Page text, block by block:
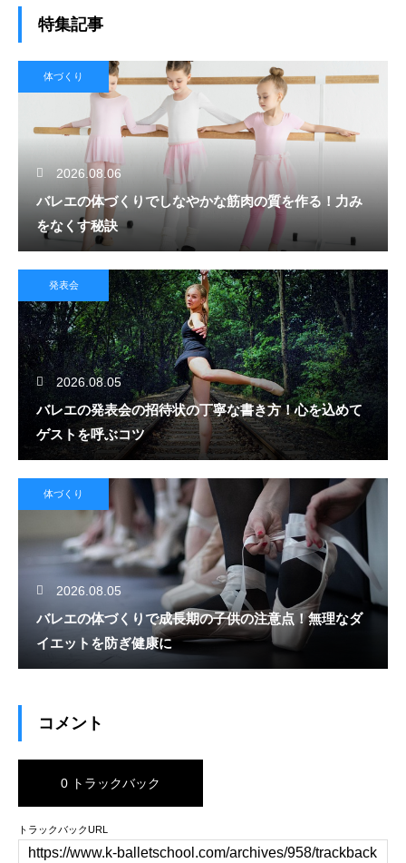
特集記事
体づくり
2026.08.06
バレエの体づくりでしなやかな筋肉の質を作る！力み
をなくす秘訣
発表会
2026.08.05
バレエの発表会の招待状の丁寧な書き方！心を込めて
ゲストを呼ぶコツ
体づくり
2026.08.05
バレエの体づくりで成長期の子供の注意点！無理なダ
イエットを防ぎ健康に
コメント
0 トラックバック
トラックバックURL